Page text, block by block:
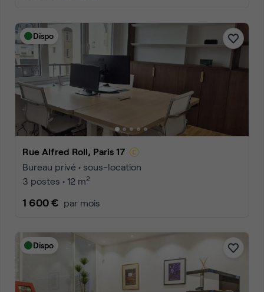
Dispo
Rue Alfred Roll, Paris 17
Bureau privé • sous-location
3 postes • 12 m2
1 600 € par mois
Dispo